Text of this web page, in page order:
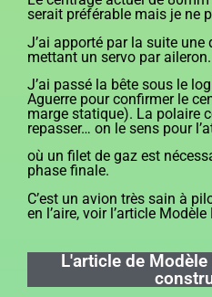
serait préférable mais je ne
J’ai apporté par la suite
mettant un servo par aileron.
J’ai passé la bête sous le
Aguerre pour confirmer le
marge statique). La polaire
repasser… on le sens pour
où un filet de gaz est
phase finale.
C’est un avion très sain à
en l’aire, voir l’article Modèle
L'article de